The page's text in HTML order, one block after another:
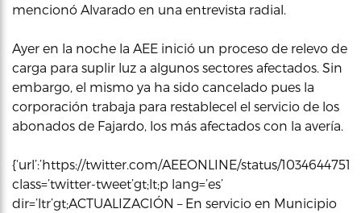
mencionó Alvarado en una entrevista radial.
Ayer en la noche la AEE inició un proceso de relevo de
carga para suplir luz a algunos sectores afectados. Sin
embargo, el mismo ya ha sido cancelado pues la
corporación trabaja para restablecel el servicio de los
abonados de Fajardo, los más afectados con la avería.
{‘url’:’https://twitter.com/AEEONLINE/status/
class=’twitter-tweet’gt;lt;p lang=’es’
dir=’ltr’gt;ACTUALIZACIÓN – En servicio en Municipio